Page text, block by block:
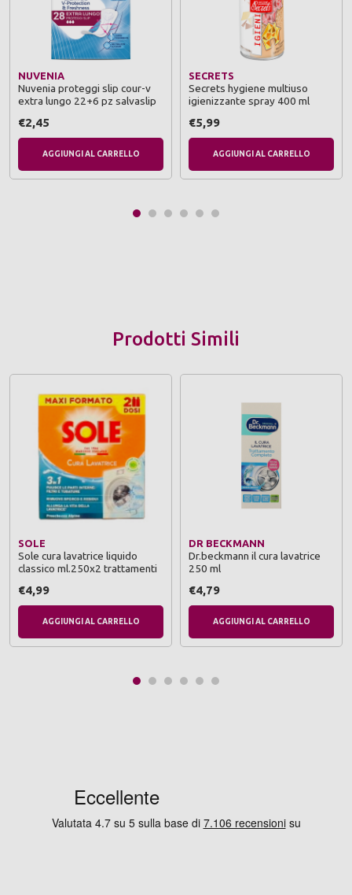
NUVENIA
Nuvenia proteggi slip cour-v
extra lungo 22+6 pz salvaslip
€2,45
AGGIUNGI AL CARRELLO
SECRETS
Secrets hygiene multiuso
igienizzante spray 400 ml
€5,99
AGGIUNGI AL CARRELLO
Prodotti Simili
SOLE
Sole cura lavatrice liquido
classico ml.250x2 trattamenti
€4,99
AGGIUNGI AL CARRELLO
DR BECKMANN
Dr.beckmann il cura lavatrice
250 ml
€4,79
AGGIUNGI AL CARRELLO